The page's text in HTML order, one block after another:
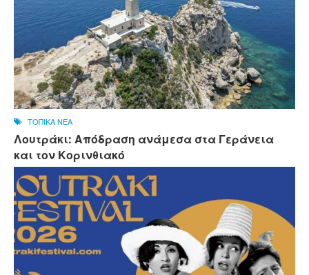
ΤΟΠΙΚΑ ΝΕΑ
Λουτράκι: Απόδραση ανάμεσα στα Γεράνεια
και τον Κορινθιακό